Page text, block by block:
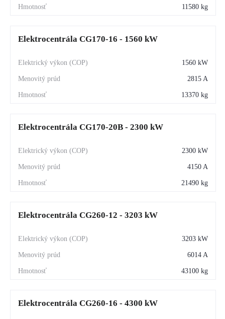
11580 kg
Elektrocentrála CG170-16 - 1560 kW
1560 kW
2815 A
13370 kg
Elektrocentrála CG170-20B - 2300 kW
2300 kW
4150 A
21490 kg
Elektrocentrála CG260-12 - 3203 kW
3203 kW
6014 A
43100 kg
Elektrocentrála CG260-16 - 4300 kW